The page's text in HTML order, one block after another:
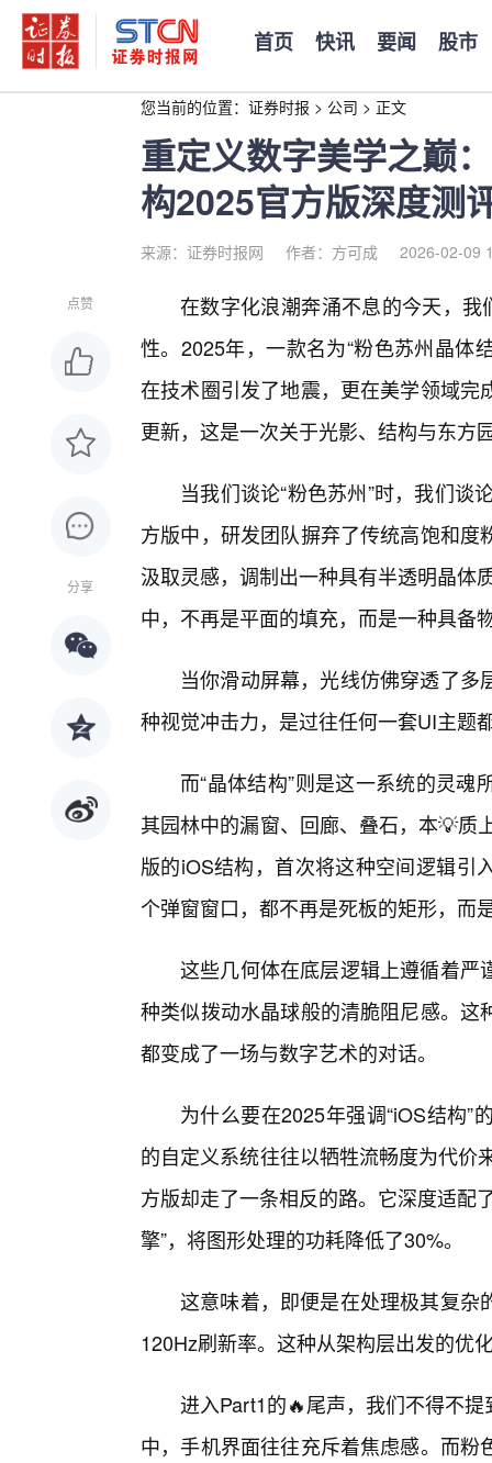
首页 快讯 要闻 股市
您当前的位置： 证券时报 > 公司 > 正文
重定义数字美学之巅
构2025官方版深度测
来源：证券时报网 作者：方可成 2026-02-09
点赞
分享
在数字化浪潮奔涌不息的今天，我
性。2025年，一款名为“粉色苏州晶体
在技术圈引发了地震，更在美学领域
更新，这是一次关于光影、结构与东方
当我们谈论“粉色苏州”时，我们
方版中，研发团队摒弃了传统高饱和
汲取灵感，调制出一种具有半透明晶体
中，不再是平面的填充，而是一种具备
当你滑动屏幕，光线仿佛穿透了
种视觉冲击力，是过往任何一套UI主题
而“晶体结构”则是这一系统的灵
其园林中的漏窗、回廊、叠石，本💡质
版的iOS结构，首次将这种空间逻辑引
个弹窗窗口，都不再是死板的矩形，而
这些几何体在底层逻辑上遵循着严
种类似拨动水晶球般的清脆阻尼感。
都变成了一场与数字艺术的对话。
为什么要在2025年强调“iOS结构
的自定义系统往往以牺牲流畅度为代价
方版却走了一条相反的路。它深度适配
擎”，将图形处理的功耗降低了30%。
这意味着，即便是在处理极其复杂
120Hz刷新率。这种从架构层出发的优
进入Part1的🔥尾声，我们不得不
中，手机界面往往充斥着焦虑感。而